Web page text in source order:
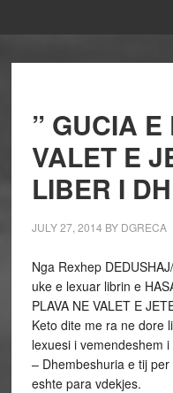
” GUCIA
VALET E
LIBER I
JULY 27, 2014 BY DGRECA
Nga Rexhep
uke e lexuar librin e
PLAVA NE VALET E
Keto dite me ra ne dore
lexuesi i vemendeshem
– Dhembeshuria e tij
eshte para vdekjes.